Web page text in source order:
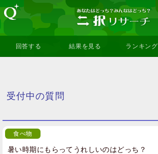
回答する 結果を見る ランキング
受付中の質問
暑い時期にもらってうれしいのはどっち？
食べ物